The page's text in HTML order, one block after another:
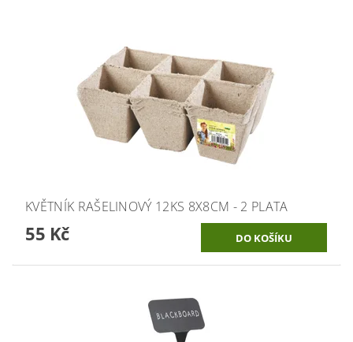
KVĚTNÍK RAŠELINOVÝ 12KS 8X8CM - 2 PLATA
55 Kč